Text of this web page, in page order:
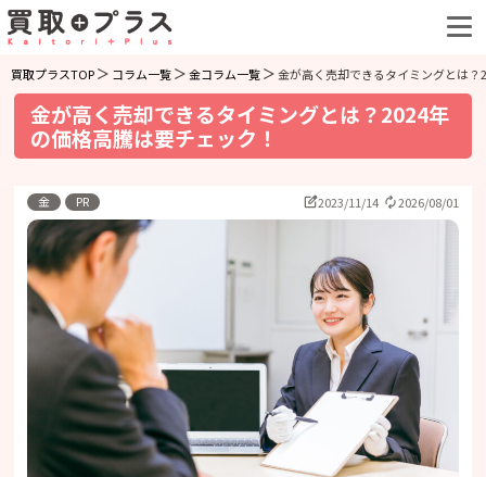
買取プラスTOP コラム一覧 金コラム一覧 金が高く売却できるタイミングとは
金が高く売却できるタイミングとは？2024年
の価格高騰は要チェック！
2023/11/14 2026/08/01
金 PR